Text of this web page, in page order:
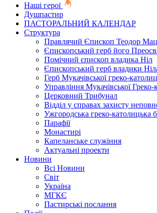
Наші герої
Душпастир
ПАСТОРАЛЬНИЙ КАЛЕНДАР
Структура
Правлячий Єпископ Теодор
Єпископський герб його
Помічний єпископ владика Ніл
Єпископський герб владики
Герб Мукачівської греко-
Управління Мукачівської Греко-
Церковний Трибунал
Відділ у справах захисту
Ужгородська греко-католицька
Парафії
Монастирі
Капеланське служіння
Актуальні проекти
Новини
Всі Новини
Світ
Україна
МГКЄ
Пастирські послання